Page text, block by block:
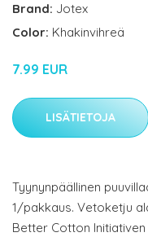
Brand: Jotex
Color: Khakinvihreä
7.99 EUR
LISÄTIETOJA
Tyynynpäällinen
1/pakkaus. Vetoketju
Better Cotton Initiativen